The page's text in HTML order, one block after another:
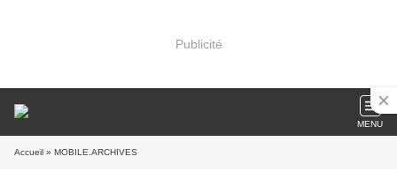
Publicité
MENU
Accueil » MOBILE.ARCHIVES